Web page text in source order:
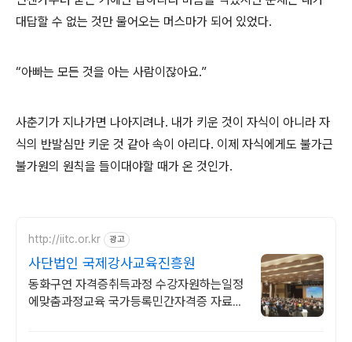
대답할 수 없는 것만 물어오는 머스마가 되어 있었다.
“아빠는 모든 것을 아는 사람이잖아요.”
사춘기가 지나가면 나아지려나. 내가 키운 것이 자식이 아니라 자
식의 반발심만 키운 것 같아 속이 아리다. 이제 자식에게도 불가근
불가원의 원칙을 들이대야할 때가 온 것인가.
http://iitc.or.kr 광고
사단법인 국제강사교육진흥원
동화구연 자격증취득과정 수강자원하는일정
에맞춤과정교육 국가등록민간자격증 자료실